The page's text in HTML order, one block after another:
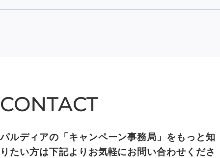
CONTACT
CONTACT
パルディアの「キャンペーン事務局」をもっと知
りたい方は下記よりお気軽にお問い合わせくださ